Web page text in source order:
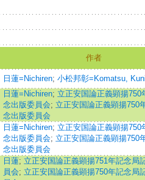
作者
日蓮=Nichiren; 小松邦彰=Komatsu,
日蓮=Nichiren; 立正安国論正義顕揚750
念出版委員会; 立正安国論正義顕揚750
念出版委員会
日蓮=Nichiren; 立正安国論正義顕揚750
念出版委員会; 立正安国論正義顕揚750
念出版委員会
日蓮; 立正安国論正義顕揚751年記念局
員会; 立正安国論正義顕揚750年記念局